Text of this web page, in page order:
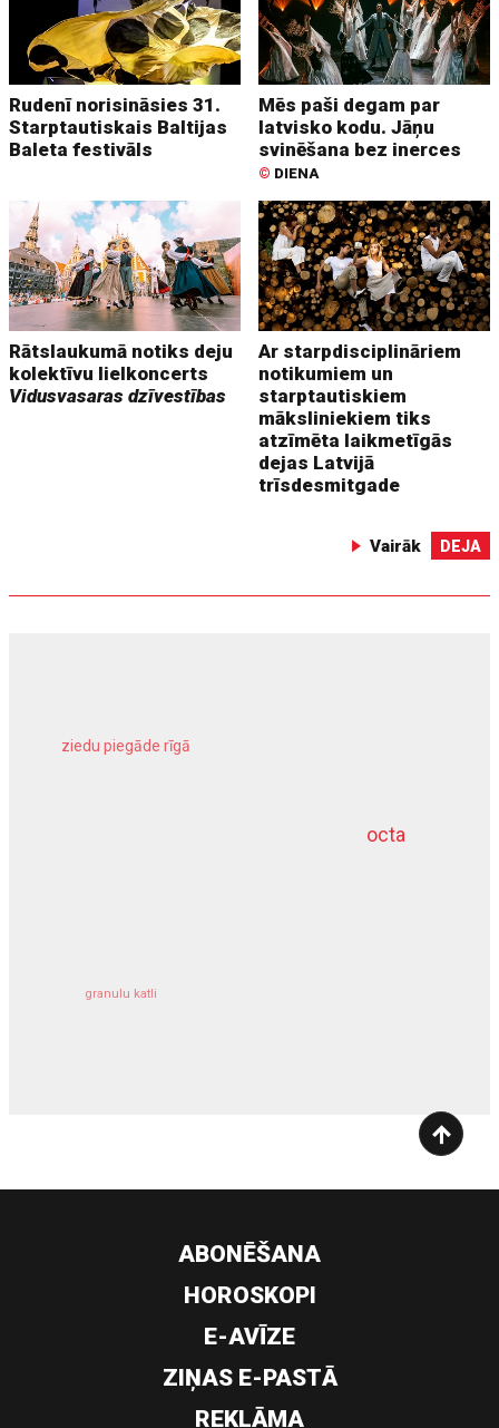
Rudenī norisināsies 31.
Starptautiskais Baltijas
Baleta festivāls
Mēs paši degam par
latvisko kodu. Jāņu
svinēšana bez inerces
© DIENA
Rātslaukumā notiks deju
kolektīvu lielkoncerts
Vidusvasaras dzīvestības
Ar starpdisciplināriem
notikumiem un
starptautiskiem
māksliniekiem tiks
atzīmēta laikmetīgās
dejas Latvijā
trīsdesmitgade
Vairāk DEJA
octa
ziedu piegāde rīgā
granulu katli
dziļurbums
ABONĒŠANA
HOROSKOPI
E-AVĪZE
ZIŅAS E-PASTĀ
REKLĀMA